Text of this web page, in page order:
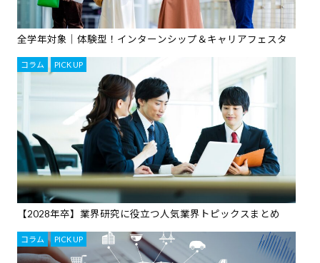
全学年対象｜体験型！インターンシップ＆キャリアフェスタ
コラム PICK UP
【2028年卒】業界研究に役立つ人気業界トピックスまとめ
コラム , PICK UP